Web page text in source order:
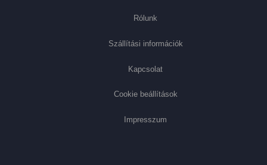
Rólunk
Szállítási információk
Kapcsolat
Cookie beállítások
Impresszum